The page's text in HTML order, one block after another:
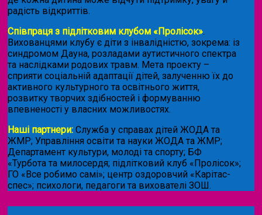
радість відкриттів.
Співпраця з підлітковим клубом «Пролісок».
Вихованцями клубу є діти з інвалідністю, зокрема: із
синдромом Дауна, розладами аутистичного спектра
та наслідками родових травм. Мета проекту –
сприяти соціальній адаптації дітей, залученню їх до
активного культурного та освітнього життя,
розвитку творчих здібностей і формуванню
впевненості у власних можливостях.
Наші партнери: Служба у справах дітей ЖОДА та
ЖМР; Управління освіти та науки ЖОДА та ЖМР;
Департамент культури, молоді та спорту; БФ
«Турбота та милосердя; підлітковий клуб «Пролісок»;
ГО «Все робимо самі»; центр оздоровчий «Карітас-
спес»; психологи, педагоги та вихователі ЗОШ.